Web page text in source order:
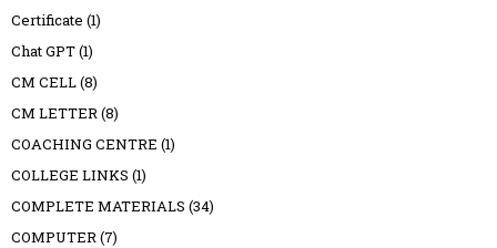
Certificate (1)
Chat GPT(1)
CM CELL(8)
CM LETTER(8)
COACHING CENTRE (1)
COLLEGE LINKS (1)
COMPLETE MATERIALS (34)
COMPUTER(7)